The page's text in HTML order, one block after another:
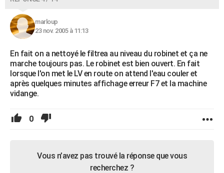
marloup
23 nov. 2005 à 11:13
En fait on a nettoyé le filtrea au niveau du robinet et ça ne
marche toujours pas. Le robinet est bien ouvert. En fait
lorsque l'on met le LV en route on attend l'eau couler et
après quelques minutes affichage erreur F7 et la machine
vidange.
0
Vous n’avez pas trouvé la réponse que vous
recherchez ?